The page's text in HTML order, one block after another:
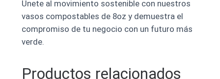
Únete al movimiento sostenible con nuestros
vasos compostables de 8oz y demuestra el
compromiso de tu negocio con un futuro más
verde.
Productos relacionados